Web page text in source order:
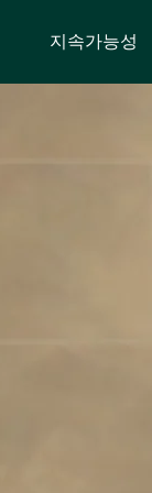
지속가능성